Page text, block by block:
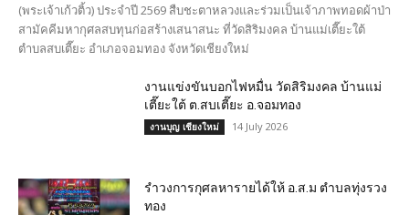
(พระเจ้าเก้วติ้ว) ประจำปี 2569 สืบชะตาหลวงและร่วมเป็นเจ้าภาพทอดผ้าป่า
สามัคคีมหากุศลสบทุนก่อสร้างเสนาสนะ ที่วัดสิริมงคล บ้านแม่เตี๊ยะใต้
ตำบลสบเตี๊ยะ อำเภอจอมทอง จังหวัดเชียงใหม่
งานแข่งขันบอกไฟหมื่น วัดสิริมงคล บ้านแม่
เตี๊ยะใต้ ต.สบเตี๊ยะ อ.จอมทอง
งานบุญ เชียงใหม่ 14 July 2026
รำวงการกุศลหารายได้ให้ อ.ส.ม ตำบลทุ่งรวง
ทอง